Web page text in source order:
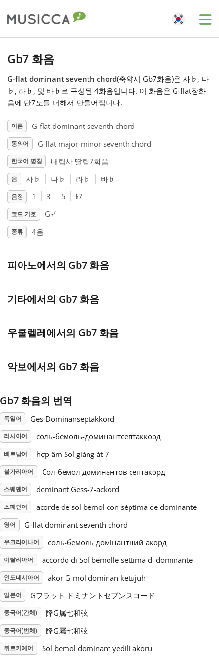
Български
Deutsch
English
Español
Français
한국어
हिन्दी
Italiano
日本語
Polski
Русский
Svenska
Tiếng Việt
Türkçe
Українська
简体中文
繁體中文
Gb7 화음
G-flat dominant seventh chord(축약시 Gb7화음)은 사 ♭ , 나
♭ , 라 ♭ , 및 바 ♭ 로 구성된 4화음입니다. 이 화음은 G-flat장화
음에 단7도를 더해서 만들어집니다.
이름 G-flat dominant seventh chord
동의어 G-flat major-minor seventh chord
한국어 명칭 내림사 딸림7화음
음 사 ♭ 나 ♭ 라 ♭ 바 ♭
음정 1 3 5 ♭7
코드 기호 G♭7
종류 4음
피아노에서의 Gb7 화음
기타에서의 Gb7 화음
우쿨렐레에서의 Gb7 화음
악보에서의 Gb7 화음
Gb7 화음의 번역
독일어 Ges-Dominanseptakkord
러시아어 соль-бемоль-доминантсептаккорд
베트남어 hợp âm Sol giáng át 7
불가리아어 Сол-бемол доминантов септакорд
스웨덴어 dominant Gess-7-ackord
스페인어 acorde de sol bemol con séptima de dominante
영어 G-flat dominant seventh chord
우크라이나어 соль-бемоль домінантний акорд
이탈리아어 accordo di Sol bemolle settima di dominante
인도네시아어 akor G-mol dominan ketujuh
일본어 Gフラット ドミナントセブンスコード
중국어(간체) 降G属七和弦
중국어(번체) 降G屬七和弦
튀르키예어 Sol bemol dominant yedili akoru